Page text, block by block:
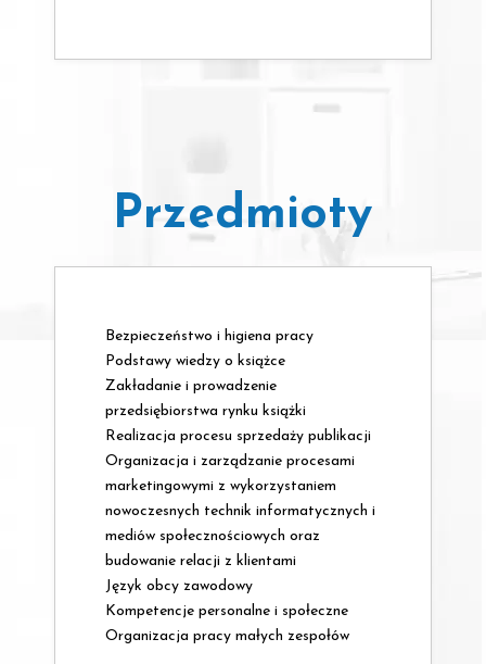
Przedmioty
Bezpieczeństwo i higiena pracy
Podstawy wiedzy o książce
Zakładanie i prowadzenie
przedsiębiorstwa rynku książki
Realizacja procesu sprzedaży publikacji
Organizacja i zarządzanie procesami
marketingowymi z wykorzystaniem
nowoczesnych technik informatycznych i
mediów społecznościowych oraz
budowanie relacji z klientami
Język obcy zawodowy
Kompetencje personalne i społeczne
Organizacja pracy małych zespołów